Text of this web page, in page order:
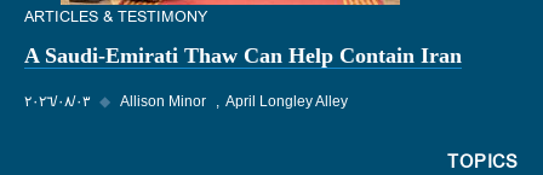
ARTICLES & TESTIMONY
A Saudi-Emirati Thaw Can Help Contain Iran
٠٣‏/٠٨‏/٢٠٢٦ ◆ Allison Minor April Longley Alley
TOPICS